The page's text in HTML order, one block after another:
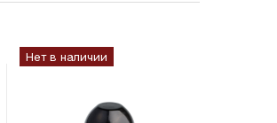
Нет в наличии